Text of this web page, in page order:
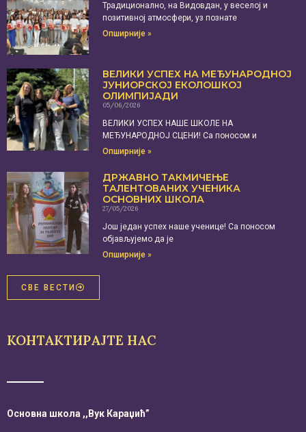
Традиционално, на Видовдан, у веселој и
позитивној атмосфери, уз познате
Опширније »
ВЕЛИКИ УСПЕХ НА МЕЂУНАРОДНОЈ
ЈУНИОРСКОЈ ЕКОЛОШКОЈ
ОЛИМПИЈАДИ
05/06/2026
ВЕЛИКИ УСПЕХ НАШЕ ШКОЛЕ НА
МЕЂУНАРОДНОЈ СЦЕНИ! Са поносом и
Опширније »
ДРЖАВНО ТАКМИЧЕЊЕ
ТАЛЕНТОВАНИХ УЧЕНИКА
ОСНОВНИХ ШКОЛА
27/05/2026
Још један успех наше ученице! Са поносом
објављујемо да је
Опширније »
СВЕ ВЕСТИ
КОНТАКТИРАЈТЕ НАС
Основна школа ,,Вук Караџић”